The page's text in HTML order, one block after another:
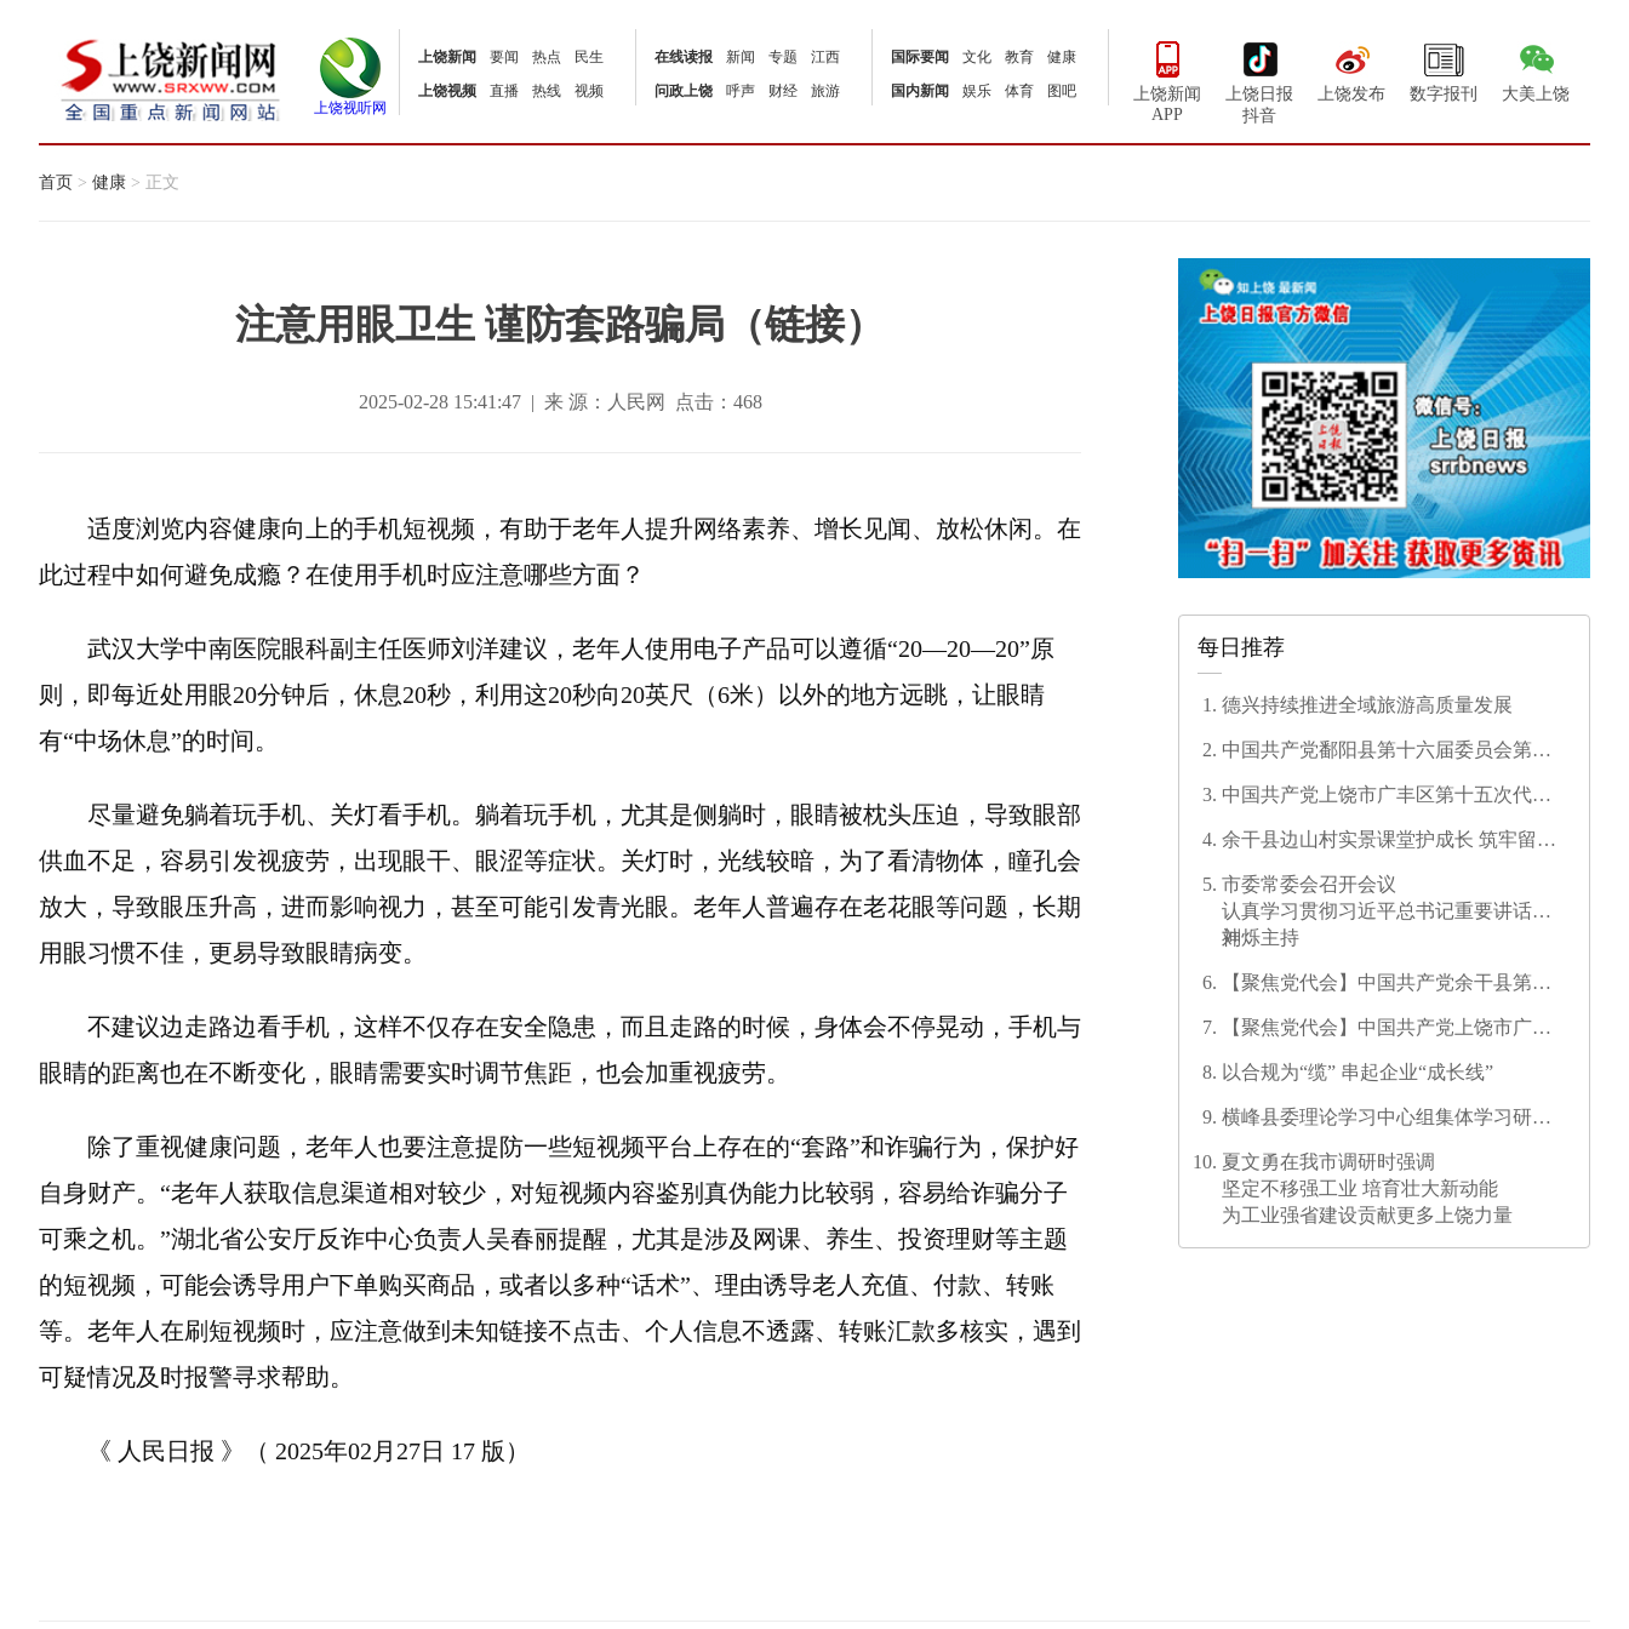
上饶视听网
上饶新闻 要闻 热点
民生
上饶视频
直播 热线 视频
在线读报 新闻 专题
江西
问政上饶
呼声 财经 旅游
国际要闻 文化 教育
健康
国内新闻
娱乐 体育 图吧
上饶新闻
APP
上饶日报
抖音
上饶发布 数字报刊 大美上饶
首页 > 健康 > 正文
注意用眼卫生 谨防套路骗局（链接）
2025-02-28 15:41:47 | 来 源：人民网 点击： 468
适度浏览内容健康向上的手机短视频，有助于老年人提升网络素养、增长见闻、放松休闲。在
此过程中如何避免成瘾？在使用手机时应注意哪些方面？
武汉大学中南医院眼科副主任医师刘洋建议，老年人使用电子产品可以遵循“20—20—20”原
则，即每近处用眼20分钟后，休息20秒，利用这20秒向20英尺（6米）以外的地方远眺，让眼睛
有“中场休息”的时间。
尽量避免躺着玩手机、关灯看手机。躺着玩手机，尤其是侧躺时，眼睛被枕头压迫，导致眼部
供血不足，容易引发视疲劳，出现眼干、眼涩等症状。关灯时，光线较暗，为了看清物体，瞳孔会
放大，导致眼压升高，进而影响视力，甚至可能引发青光眼。老年人普遍存在老花眼等问题，长期
用眼习惯不佳，更易导致眼睛病变。
不建议边走路边看手机，这样不仅存在安全隐患，而且走路的时候，身体会不停晃动，手机与
眼睛的距离也在不断变化，眼睛需要实时调节焦距，也会加重视疲劳。
除了重视健康问题，老年人也要注意提防一些短视频平台上存在的“套路”和诈骗行为，保护好
自身财产。“老年人获取信息渠道相对较少，对短视频内容鉴别真伪能力比较弱，容易给诈骗分子
可乘之机。”湖北省公安厅反诈中心负责人吴春丽提醒，尤其是涉及网课、养生、投资理财等主题
的短视频，可能会诱导用户下单购买商品，或者以多种“话术”、理由诱导老人充值、付款、转账
等。老年人在刷短视频时，应注意做到未知链接不点击、个人信息不透露、转账汇款多核实，遇到
可疑情况及时报警寻求帮助。
《 人民日报 》（ 2025年02月27日 17 版）
每日推荐
德兴持续推进全域旅游高质量发展
中国共产党鄱阳县第十六届委员会第一
中国共产党上饶市广丰区第十五次代表
余干县边山村实景课堂护成长 筑牢留守
市委常委会召开会议
认真学习贯彻习近平总书记重要讲话精
神
刘烁主持
【聚焦党代会】中国共产党余干县第十
【聚焦党代会】中国共产党上饶市广信
以合规为“缆” 串起企业“成长线”
横峰县委理论学习中心组集体学习研讨
夏文勇在我市调研时强调
坚定不移强工业 培育壮大新动能
为工业强省建设贡献更多上饶力量